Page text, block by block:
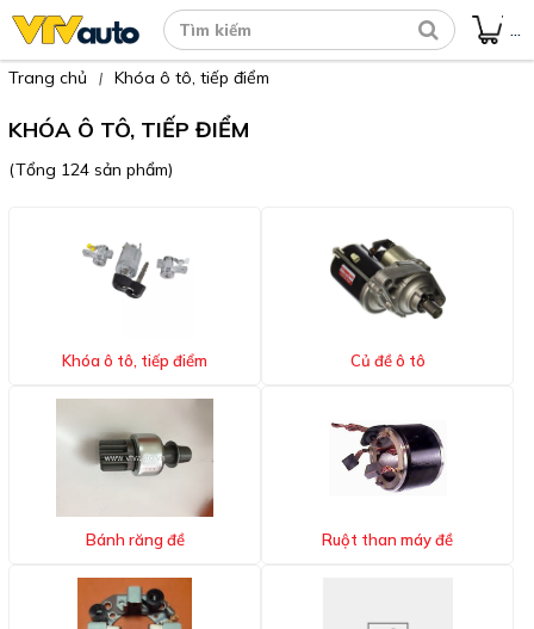
Trang chủ | Khóa ô tô, tiếp điểm
KHÓA Ô TÔ, TIẾP ĐIỂM
(Tổng 124 sản phẩm)
Khóa ô tô, tiếp điểm Củ đề ô tô
Bánh răng đề Ruột than máy đề